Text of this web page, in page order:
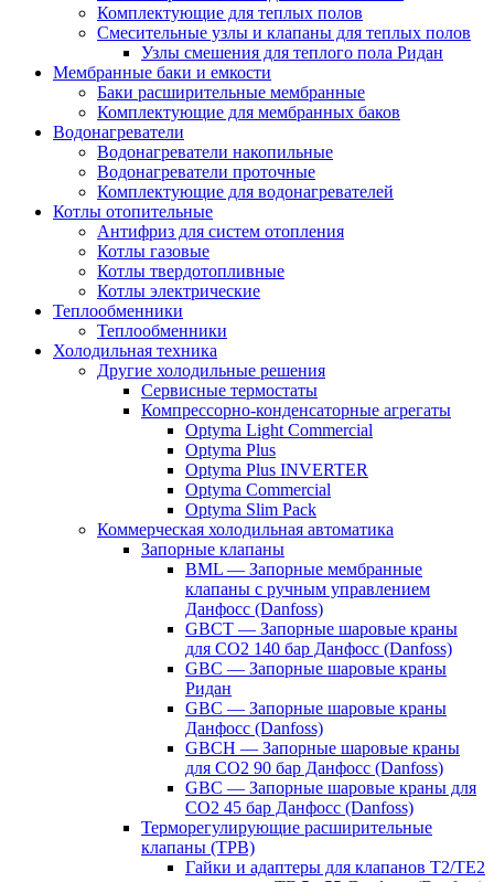
Комплектующие для теплых полов
Смесительные узлы и клапаны для теплых полов
Узлы смешения для теплого пола Ридан
Мембранные баки и емкости
Баки расширительные мембранные
Комплектующие для мембранных баков
Водонагреватели
Водонагреватели накопильные
Водонагреватели проточные
Комплектующие для водонагревателей
Котлы отопительные
Антифриз для систем отопления
Котлы газовые
Котлы твердотопливные
Котлы электрические
Теплообменники
Теплообменники
Холодильная техника
Другие холодильные решения
Сервисные термостаты
Компрессорно-конденсаторные агрегаты
Optyma Light Commercial
Optyma Plus
Optyma Plus INVERTER
Optyma Commercial
Optyma Slim Pack
Коммерческая холодильная автоматика
Запорные клапаны
BML — Запорные мембранные
клапаны с ручным управлением
Данфосс (Danfoss)
GBCT — Запорные шаровые краны
для CO2 140 бар Данфосс (Danfoss)
GBC — Запорные шаровые краны
Ридан
GBC — Запорные шаровые краны
Данфосс (Danfoss)
GBCH — Запорные шаровые краны
для CO2 90 бар Данфосс (Danfoss)
GBC — Запорные шаровые краны для
CO2 45 бар Данфосс (Danfoss)
Терморегулирующие расширительные
клапаны (ТРВ)
Гайки и адаптеры для клапанов T2/TE2